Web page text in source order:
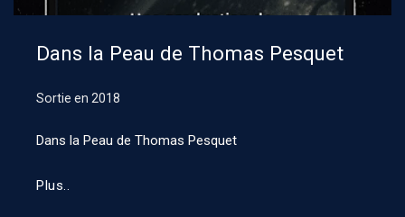
Dans la Peau de Thomas Pesquet
Sortie en 2018
Dans la Peau de Thomas Pesquet
Plus..